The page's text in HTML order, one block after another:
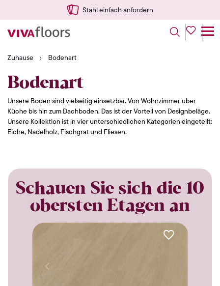
Stahl einfach anfordern
Zuhause › Bodenart
Bodenart
Unsere Böden sind vielseitig einsetzbar. Von Wohnzimmer über
Küche bis hin zum Dachboden. Das ist der Vorteil von Designbeläge.
Unsere Kollektion ist in vier unterschiedlichen Kategorien eingeteilt:
Eiche, Nadelholz, Fischgrät und Fliesen.
Schauen Sie sich die 10
obersten Etagen an